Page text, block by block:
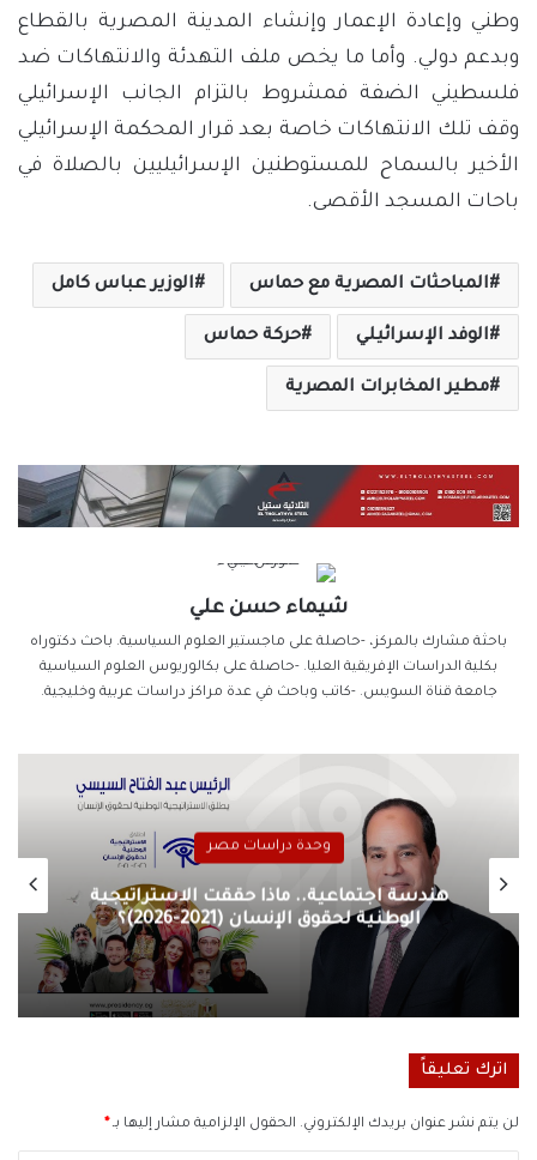
وطني وإعادة الإعمار وإنشاء المدينة المصرية بالقطاع
وبدعم دولي. وأما ما يخص ملف التهدئة والانتهاكات ضد
فلسطيني الضفة فمشروط بالتزام الجانب الإسرائيلي
وقف تلك الانتهاكات خاصة بعد قرار المحكمة الإسرائيلي
الأخير بالسماح للمستوطنين الإسرائيليين بالصلاة في
باحات المسجد الأقصى.
المباحثات المصرية مع حماس الوزير عباس كامل
الوفد الإسرائيلي حركة حماس
مطير المخابرات المصرية
شيماء حسن علي
باحثة مشارك بالمركز، -حاصلة على ماجستير العلوم السياسية. باحث دكتوراه
بكلية الدراسات الإفريقية العليا. -حاصلة على بكالوريوس العلوم السياسية
جامعة قناة السويس. -كاتب وباحث في عدة مراكز دراسات عربية وخليجية.
وحدة دراسات مصر
هندسة اجتماعية.. ماذا حققت الاستراتيجية
الوطنية لحقوق الإنسان (2021-2026)؟
اترك تعليقاً
لن يتم نشر عنوان بريدك الإلكتروني. الحقول الإلزامية مشار إليها بـ*